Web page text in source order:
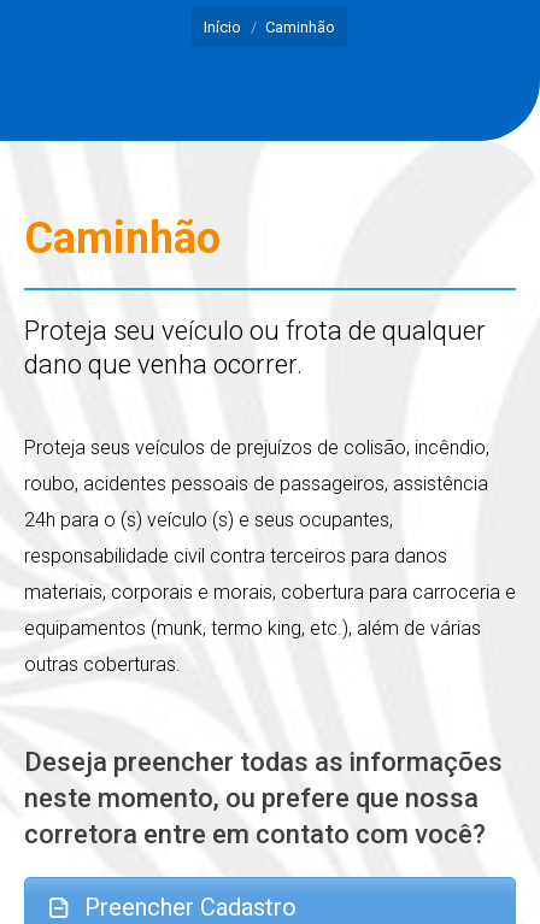
Início Caminhão
Caminhão
Proteja seu veículo ou frota de qualquer
dano que venha ocorrer.
Proteja seus veículos de prejuízos de colisão, incêndio,
roubo, acidentes pessoais de passageiros, assistência
24h para o (s) veículo (s) e seus ocupantes,
responsabilidade civil contra terceiros para danos
materiais, corporais e morais, cobertura para carroceria e
equipamentos (munk, termo king, etc.), além de várias
outras coberturas.
Deseja preencher todas as informações
neste momento, ou prefere que nossa
corretora entre em contato com você?
Preencher Cadastro